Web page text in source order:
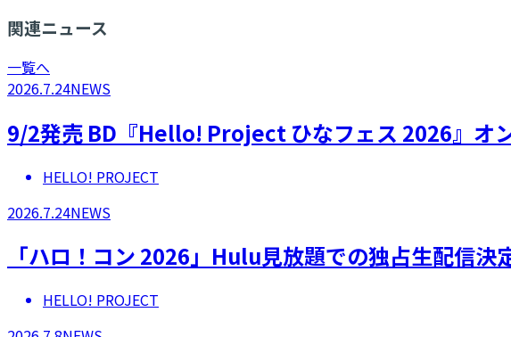
関連ニュース
一覧へ
2026.7.24NEWS
9/2発売 BD『Hello! Project ひなフェス 2026』オ
HELLO! PROJECT
2026.7.24NEWS
「ハロ！コン 2026」Hulu見放題での独占生配信決
HELLO! PROJECT